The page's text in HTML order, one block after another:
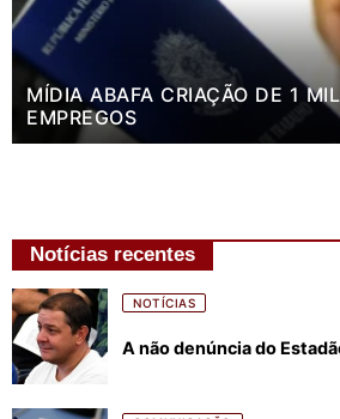
MÍDIA ABAFA CRIAÇÃO DE 1
EMPREGOS
Notícias recentes
NOTÍCIAS
A não denúncia do